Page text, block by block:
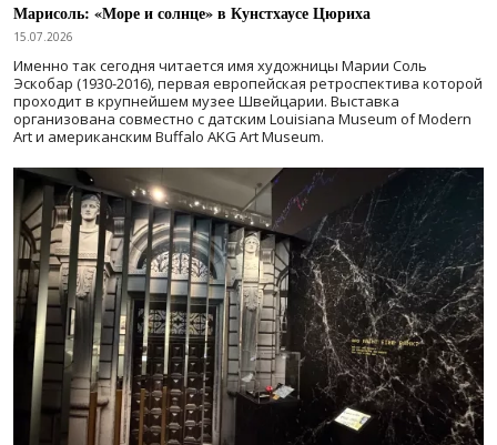
Марисоль: «Море и солнце» в Кунстхаусе Цюриха
15.07.2026
Именно так сегодня читается имя художницы Марии Соль
Эскобар (1930-2016), первая европейская ретроспектива которой
проходит в крупнейшем музее Швейцарии. Выставка
организована совместно с датским Louisiana Museum of Modern
Art и американским Buffalo AKG Art Museum.